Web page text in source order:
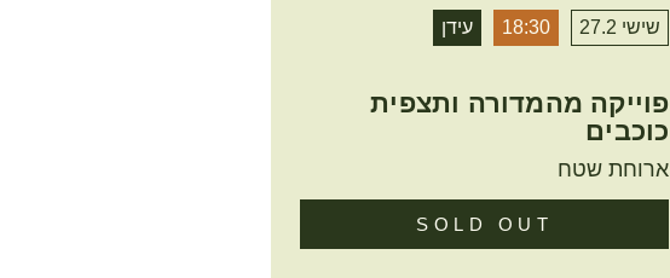
שישי 27.2 18:30 עידן
פוייקה מהמדורה ותצפית
כוכבים
ארוחת שטח
SOLD OUT